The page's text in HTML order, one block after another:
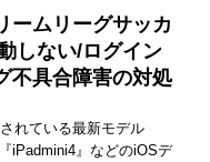
ームリーグサッカ
しない/ログイン
不具合障害の対処
れている最新モデル
iPadmini4』などのiOSデ